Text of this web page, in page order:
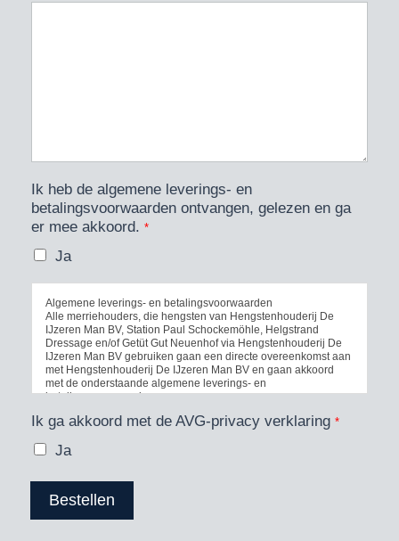
Ik heb de algemene leverings- en
betalingsvoorwaarden ontvangen, gelezen en ga
er mee akkoord. *
Ja
Algemene leverings- en betalingsvoorwaarden
Alle merriehouders, die hengsten van Hengstenhouderij De
IJzeren Man BV, Station Paul Schockemöhle, Helgstrand
Dressage en/of Getüt Gut Neuenhof via Hengstenhouderij De
IJzeren Man BV gebruiken gaan een directe overeenkomst aan
met Hengstenhouderij De IJzeren Man BV en gaan akkoord
met de onderstaande algemene leverings- en
betalingsvoorwaarden.
Bestellingen:
IJzeren Man BV aangeboden hengsten dienen telefonisch +31
de bij de gewenste hengst staande besteltermijn.
Ik ga akkoord met de AVG-privacy verklaring *
Ja
Bestellen